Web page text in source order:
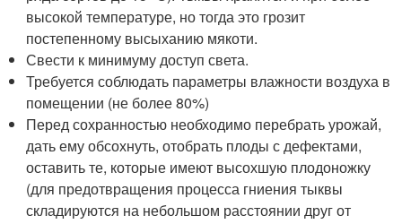
высокой температуре, но тогда это грозит
постепенному высыханию мякоти.
Свести к минимуму доступ света.
Требуется соблюдать параметры влажности воздуха в
помещении (не более 80%)
Перед сохранностью необходимо перебрать урожай,
дать ему обсохнуть, отобрать плоды с дефектами,
оставить те, которые имеют высохшую плодоножку
(для предотвращения процесса гниения тыквы
складируются на небольшом расстоянии друг от